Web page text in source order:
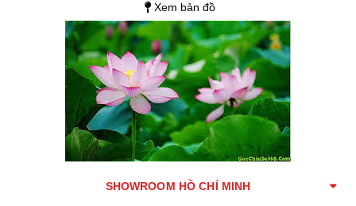
Xem bản đồ
SHOWROOM HỒ CHÍ MINH